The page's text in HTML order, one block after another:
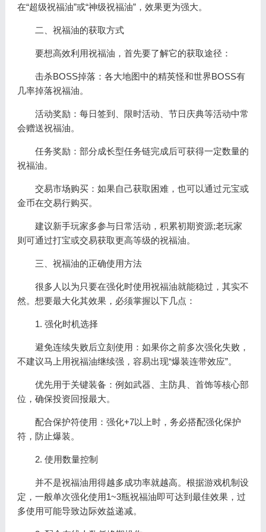
在“超级祝福油”或“神级祝福油”，效果更为强大。
二、祝福油的获取方式
要想高效利用祝福油，首先要了解它的获取途径：
击杀BOSS掉落：各大地图中的精英怪和世界BOSS有
几率掉落祝福油。
活动奖励：每日签到、限时活动、节日庆典等活动中常
会赠送祝福油。
任务奖励：部分成长型任务链完成后可获得一定数量的
祝福油。
交易市场购买：如果自己获取困难，也可以通过元宝或
金币在交易行购买。
建议新手玩家多参与日常活动，积累初期资源;老玩家
则可通过打宝或交易获取更高等级的祝福油。
三、祝福油的正确使用方法
很多人以为只要在强化时使用祝福油就能稳过，其实不
然。想要最大化其效果，必须掌握以下几点：
1. 强化时机选择
避免连续失败后立刻使用：如果你之前多次强化失败，
不建议马上用祝福油继续强，容易出现“爆装连带效应”。
优先用于关键装备：例如武器、主防具、首饰等核心部
位，确保投资回报最大。
配合保护符使用：强化+7以上时，务必搭配强化保护
符，防止爆装。
2. 使用数量控制
并不是祝福油用得越多成功率就越高。根据游戏机制设
定，一般单次强化使用1~3瓶祝福油即可达到最佳效果，过
多使用可能导致边际效益递减。